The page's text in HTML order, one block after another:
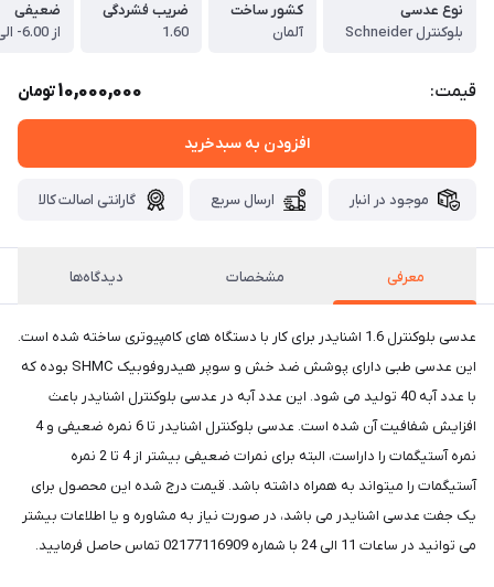
نوع عدسی
بلوکنترل Schneider
کشور ساخت
آلمان
ضریب فشردگی
1.60
ضعیفی
از 6.00- الی 6.00+
قیمت: 10,000,000تومان
افزودن به سبدخرید
موجود در انبار ارسال سریع گارانتی اصالت کالا
معرفی مشخصات دیدگاه‌ها
عدسی بلوکنترل 1.6 اشنایدر برای کار با دستگاه های کامپیوتری ساخته شده است.
این عدسی طبی دارای پوشش ضد خش و سوپر هیدروفوبیک SHMC بوده که
با عدد آبه 40 تولید می شود. این عدد آبه در عدسی بلوکنترل اشنایدر باعث
افزایش شفافیت آن شده است. عدسی بلوکنترل اشنایدر تا 6 نمره ضعیفی و 4
نمره آستیگمات را داراست، البته برای نمرات ضعیفی بیشتر از 4 تا 2 نمره
آستیگمات را میتواند به همراه داشته باشد. قیمت درج شده این محصول برای
یک جفت عدسی اشنایدر می باشد، در صورت نیاز به مشاوره و یا اطلاعات بیشتر
می توانید در ساعات 11 الی 24 با شماره 02177116909 تماس حاصل فرمایید.